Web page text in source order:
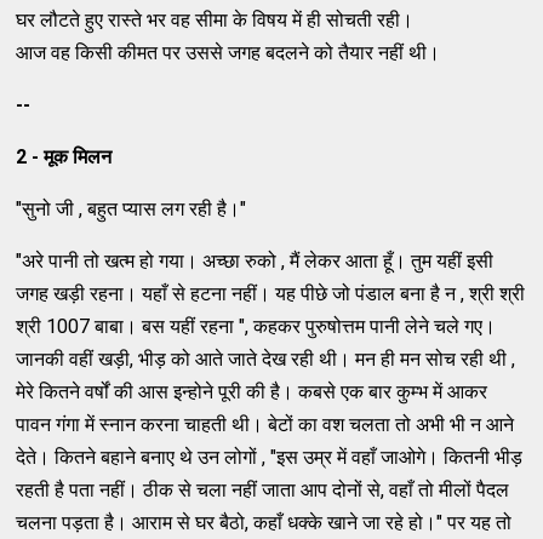
घर लौटते हुए रास्ते भर वह सीमा के विषय में ही सोचती रही।
आज वह किसी कीमत पर उससे जगह बदलने को तैयार नहीं थी।
--
2 - मूक मिलन
"सुनो जी , बहुत प्यास लग रही है।"
"अरे पानी तो खत्म हो गया। अच्छा रुको , मैं लेकर आता हूँ। तुम यहीं इसी
जगह खड़ी रहना। यहाँ से हटना नहीं। यह पीछे जो पंडाल बना है न , श्री श्री
श्री 1007 बाबा। बस यहीं रहना ", कहकर पुरुषोत्तम पानी लेने चले गए।
जानकी वहीं खड़ी, भीड़ को आते जाते देख रही थी। मन ही मन सोच रही थी ,
मेरे कितने वर्षों की आस इन्होने पूरी की है। कबसे एक बार कुम्भ में आकर
पावन गंगा में स्नान करना चाहती थी। बेटों का वश चलता तो अभी भी न आने
देते। कितने बहाने बनाए थे उन लोगों , "इस उम्र में वहाँ जाओगे। कितनी भीड़
रहती है पता नहीं। ठीक से चला नहीं जाता आप दोनों से, वहाँ तो मीलों पैदल
चलना पड़ता है। आराम से घर बैठो, कहाँ धक्के खाने जा रहे हो।" पर यह तो